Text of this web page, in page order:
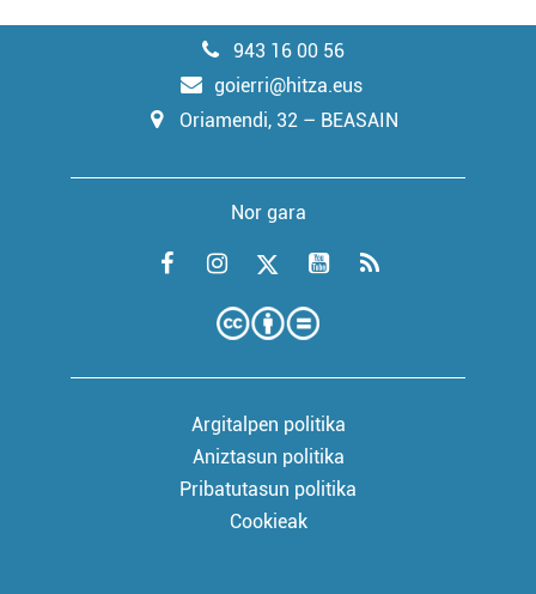
943 16 00 56
goierri@hitza.eus
Oriamendi, 32 – BEASAIN
Nor gara
Argitalpen politika
Aniztasun politika
Pribatutasun politika
Cookieak